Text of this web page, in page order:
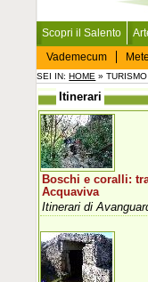
Scopri il Salento
Vademecum
SEI IN:HOME »
Itinerari
Boschi e coralli:
Acquaviva
Itinerari di